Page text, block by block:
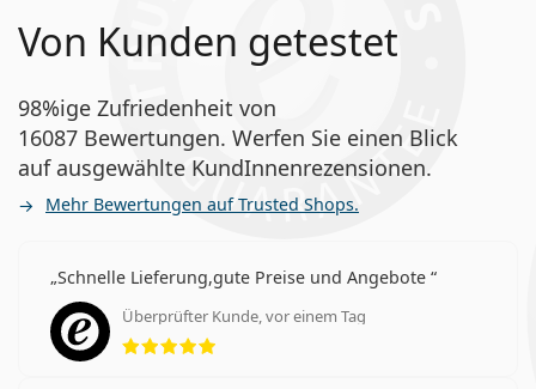
Von Kunden getestet
98%ige Zufriedenheit von
16087 Bewertungen. Werfen Sie einen Blick
auf ausgewählte KundInnenrezensionen.
Mehr Bewertungen auf Trusted Shops.
Schnelle Lieferung,gute Preise und Angebote
Überprüfter Kunde, vor einem Tag
Bewertung 5 aus 5